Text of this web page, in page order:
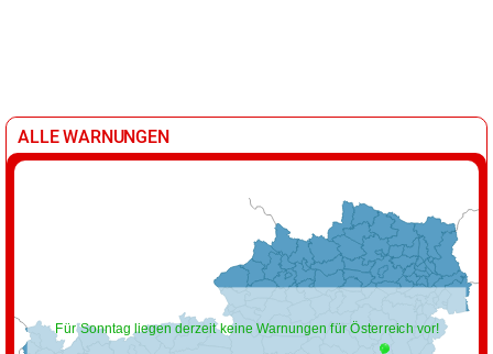
ALLE WARNUNGEN
Für Sonntag liegen derzeit keine Warnungen für Österreich vor!